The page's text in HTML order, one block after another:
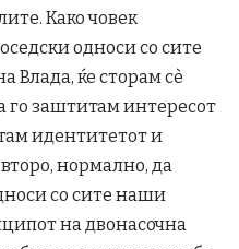
Како човек
односи со сите
Влада, ќе сторам сè
го заштитам интересот
идентитетот и
нормално, да
со сите наши
на двонасочна